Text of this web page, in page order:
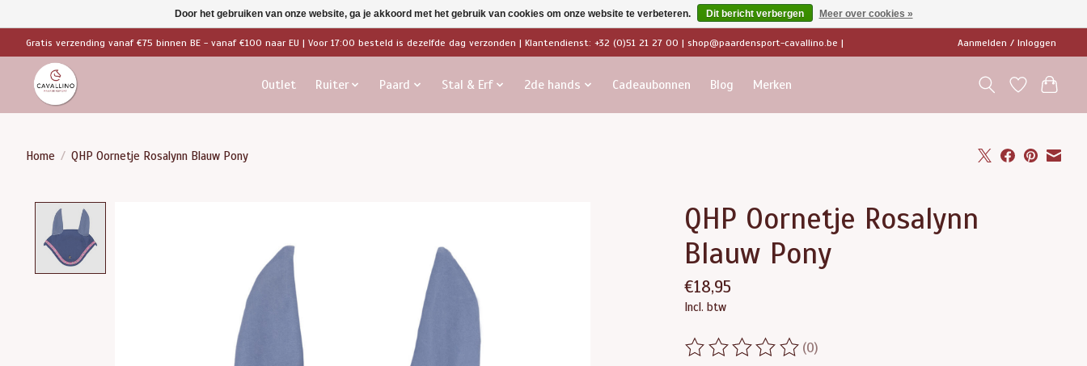
Gratis verzending vanaf €75 binnen BE - vanaf €100 naar EU | Voor 17:00 besteld is dezelfde dag verzonden | Klantendienst: +32 (0)51 21 27 00 | shop@paardensport-cavallino.be | Aanmelden / Inloggen
Outlet Ruiter Paard Stal & Erf 2de hands Cadeaubonnen Blog Merken
Home / QHP Oornetje Rosalynn Blauw Pony
QHP Oornetje Rosalynn
Blauw Pony
€18,95
Incl. btw
De beoordeling van dit product is
(0)
Door het gebruiken van onze website, ga je akkoord met het gebruik van cookies om onze website te verbeteren. Dit bericht verbergen Meer over cookies »